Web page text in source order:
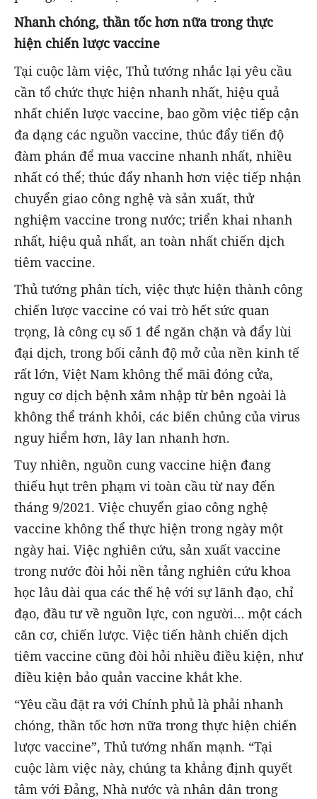
Nhanh chóng, thần tốc hơn nữa trong thực
hiện chiến lược vaccine
Tại cuộc làm việc, Thủ tướng nhắc lại yêu cầu
cần tổ chức thực hiện nhanh nhất, hiệu quả
nhất chiến lược vaccine, bao gồm việc tiếp cận
đa dạng các nguồn vaccine, thúc đẩy tiến độ
đàm phán để mua vaccine nhanh nhất, nhiều
nhất có thể; thúc đẩy nhanh hơn việc tiếp nhận
chuyển giao công nghệ và sản xuất, thử
nghiệm vaccine trong nước; triển khai nhanh
nhất, hiệu quả nhất, an toàn nhất chiến dịch
tiêm vaccine.
Thủ tướng phân tích, việc thực hiện thành công
chiến lược vaccine có vai trò hết sức quan
trọng, là công cụ số 1 để ngăn chặn và đẩy lùi
đại dịch, trong bối cảnh độ mở của nền kinh tế
rất lớn, Việt Nam không thể mãi đóng cửa,
nguy cơ dịch bệnh xâm nhập từ bên ngoài là
không thể tránh khỏi, các biến chủng của virus
nguy hiểm hơn, lây lan nhanh hơn.
Tuy nhiên, nguồn cung vaccine hiện đang
thiếu hụt trên phạm vi toàn cầu từ nay đến
tháng 9/2021. Việc chuyển giao công nghệ
vaccine không thể thực hiện trong ngày một
ngày hai. Việc nghiên cứu, sản xuất vaccine
trong nước đòi hỏi nền tảng nghiên cứu khoa
học lâu dài qua các thế hệ với sự lãnh đạo, chỉ
đạo, đầu tư về nguồn lực, con người… một cách
căn cơ, chiến lược. Việc tiến hành chiến dịch
tiêm vaccine cũng đòi hỏi nhiều điều kiện, như
điều kiện bảo quản vaccine khắt khe.
“Yêu cầu đặt ra với Chính phủ là phải nhanh
chóng, thần tốc hơn nữa trong thực hiện chiến
lược vaccine”, Thủ tướng nhấn mạnh. “Tại
cuộc làm việc này, chúng ta khẳng định quyết
tâm với Đảng, Nhà nước và nhân dân trong